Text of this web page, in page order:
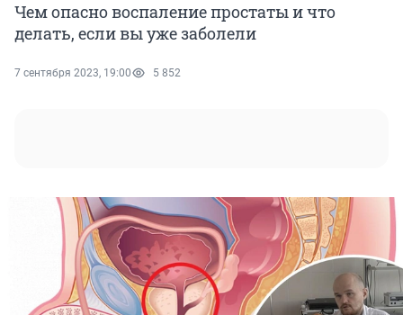
Чем опасно воспаление простаты и что
делать, если вы уже заболели
7 сентября 2023, 19:00 5 852